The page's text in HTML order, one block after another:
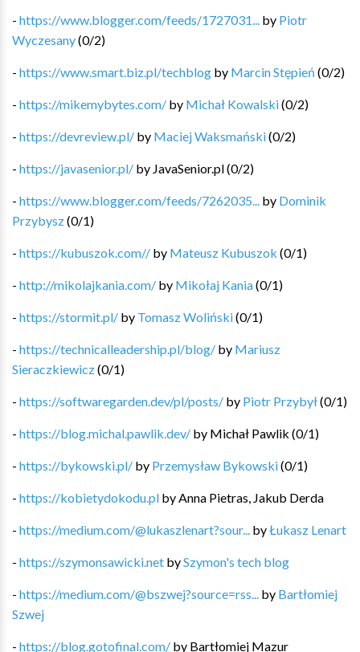
- https://www.blogger.com/feeds/1727031... by Piotr
Wyczesany(0/2)
- https://www.smart.biz.pl/techblog by Marcin Stępień (0/2)
- https://mikemybytes.com/ by Michał Kowalski(0/2)
- https://devreview.pl/ by Maciej Waksmański(0/2)
- https://javasenior.pl/ by JavaSenior.pl(0/2)
- https://www.blogger.com/feeds/7262035... by Dominik
Przybysz(0/1)
- https://kubuszok.com// by Mateusz Kubuszok (0/1)
- http://mikolajkania.com/ by Mikołaj Kania(0/1)
- https://stormit.pl/ by Tomasz Woliński(0/1)
- https://technicalleadership.pl/blog/ by Mariusz
Sieraczkiewicz(0/1)
- https://softwaregarden.dev/pl/posts/ by Piotr Przybył(0/1)
- https://blog.michal.pawlik.dev/ by Michał Pawlik (0/1)
- https://bykowski.pl/ by Przemysław Bykowski(0/1)
- https://kobietydokodu.pl by Anna Pietras, Jakub Derda
- https://medium.com/@lukaszlenart?sour... byŁukasz Lenart
- https://szymonsawicki.net bySzymon's tech blog
- https://medium.com/@bszwej?source=rss... by Bartłomiej
Szwej
- https://blog.gotofinal.com/ by Bartłomiej Mazur